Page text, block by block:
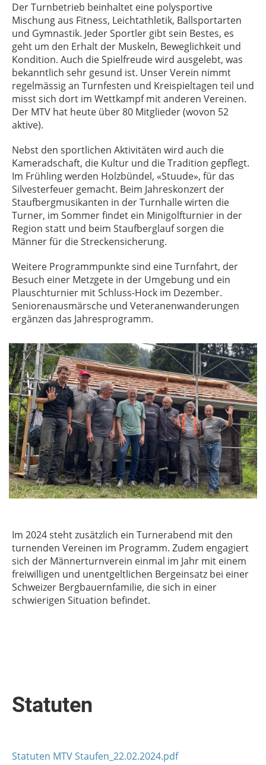
Der Turnbetrieb beinhaltet eine polysportive
Mischung aus Fitness, Leichtathletik, Ballsportarten
und Gymnastik. Jeder Sportler gibt sein Bestes, es
geht um den Erhalt der Muskeln, Beweglichkeit und
Kondition. Auch die Spielfreude wird ausgelebt, was
bekanntlich sehr gesund ist. Unser Verein nimmt
regelmässig an Turnfesten und Kreispieltagen teil und
misst sich dort im Wettkampf mit anderen Vereinen.
Der MTV hat heute über 80 Mitglieder (wovon 52
aktive).
Nebst den sportlichen Aktivitäten wird auch die
Kameradschaft, die Kultur und die Tradition gepflegt.
Im Frühling werden Holzbündel, «Stuude», für das
Silvesterfeuer gemacht. Beim Jahreskonzert der
Staufbergmusikanten in der Turnhalle wirten die
Turner, im Sommer findet ein Minigolfturnier in der
Region statt und beim Staufberglauf sorgen die
Männer für die Streckensicherung.
Weitere Programmpunkte sind eine Turnfahrt, der
Besuch einer Metzgete in der Umgebung und ein
Plauschturnier mit Schluss-Hock im Dezember.
Seniorenausmärsche und Veteranenwanderungen
ergänzen das Jahresprogramm.
Im 2024 steht zusätzlich ein Turnerabend mit den
turnenden Vereinen im Programm. Zudem engagiert
sich der Männerturnverein einmal im Jahr mit einem
freiwilligen und unentgeltlichen Bergeinsatz bei einer
Schweizer Bergbauernfamilie, die sich in einer
schwierigen Situation befindet.
Statuten
Statuten MTV Staufen_22.02.2024.pdf